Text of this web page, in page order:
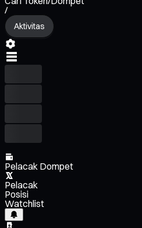
/
Aktivitas
Pelacak Dompet
Pelacak
Posisi
Watchlist